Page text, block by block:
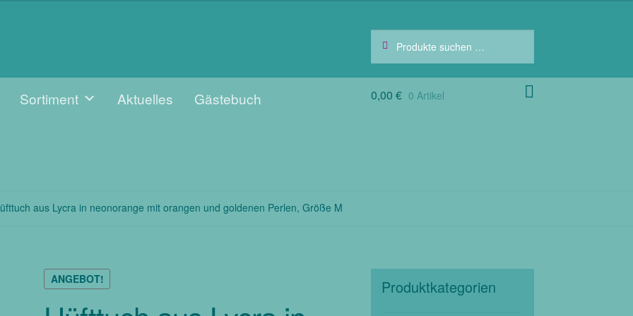
nach:
Sortiment Aktuelles Gästebuch 0,00 € 0 Artikel
aus Lycra in neonorange mit orangen und goldenen Perlen, Größe M
ANGEBOT! Produktkategorien